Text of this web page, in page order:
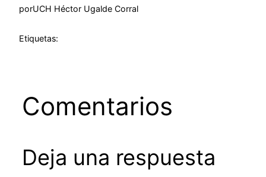
porUCH Héctor Ugalde Corral
Etiquetas:
Comentarios
Deja una respuesta